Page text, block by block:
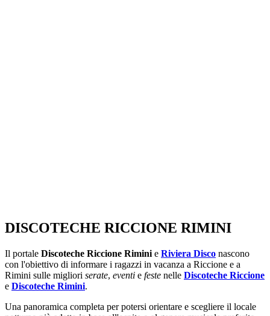
DISCOTECHE RICCIONE RIMINI
Il portale Discoteche Riccione Rimini e Riviera Disco nascono
con l'obiettivo di informare i ragazzi in vacanza a Riccione e a
Rimini sulle migliori serate, eventi e feste nelle Discoteche Riccione
e Discoteche Rimini.
Una panoramica completa per potersi orientare e scegliere il locale